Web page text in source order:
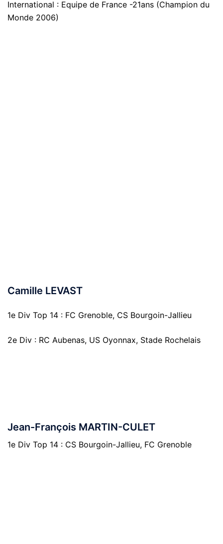
International : Equipe de France -21ans (Champion du
Monde 2006)
Camille LEVAST
1e Div Top 14 : FC Grenoble, CS Bourgoin-Jallieu
2e Div : RC Aubenas, US Oyonnax, Stade Rochelais
Jean-François MARTIN-CULET
1e Div Top 14 : CS Bourgoin-Jallieu, FC Grenoble